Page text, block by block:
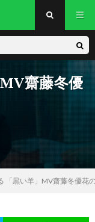
齋藤冬優
「黒い羊」MV齋藤冬優花